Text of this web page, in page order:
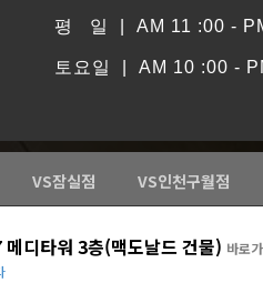
평 일 | AM 11 :00 -
토요일 | AM 10 :00 -
VS잠실점 VS인천구월점
디타워 3층(맥도날드 건물) 바로